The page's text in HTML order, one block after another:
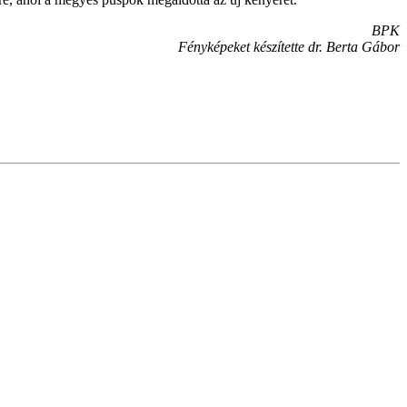
BPK
Fényképeket készítette dr. Berta Gábor